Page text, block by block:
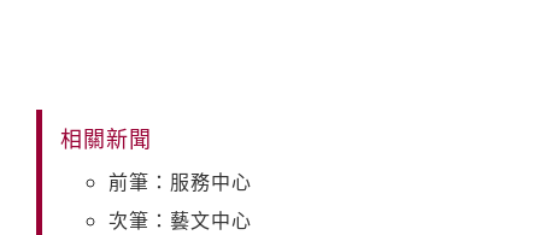
相關新聞
前筆：服務中心
次筆：藝文中心